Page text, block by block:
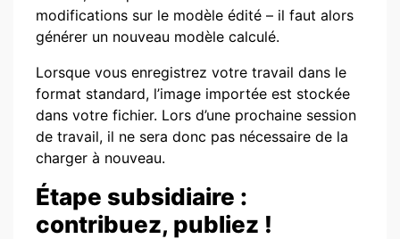
modifications sur le modèle édité – il faut alors
générer un nouveau modèle calculé.
Lorsque vous enregistrez votre travail dans le
format standard, l’image importée est stockée
dans votre fichier. Lors d’une prochaine session
de travail, il ne sera donc pas nécessaire de la
charger à nouveau.
Étape subsidiaire :
contribuez, publiez !